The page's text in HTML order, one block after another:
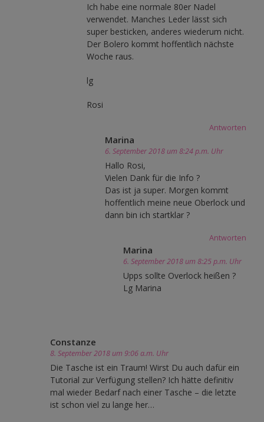
Ich habe eine normale 80er Nadel
verwendet. Manches Leder lässt sich
super besticken, anderes wiederum nicht.
Der Bolero kommt hoffentlich nächste
Woche raus.
lg
Rosi
Antworten
Marina
6. September 2018 um 8:24 p.m. Uhr
Hallo Rosi,
Vielen Dank für die Info ?
Das ist ja super. Morgen kommt
hoffentlich meine neue Oberlock und
dann bin ich startklar ?
Antworten
Marina
6. September 2018 um 8:25 p.m. Uhr
Upps sollte Overlock heißen ?
Lg Marina
Constanze
8. September 2018 um 9:06 a.m. Uhr
Die Tasche ist ein Traum! Wirst Du auch dafür ein
Tutorial zur Verfügung stellen? Ich hätte definitiv
mal wieder Bedarf nach einer Tasche – die letzte
ist schon viel zu lange her…